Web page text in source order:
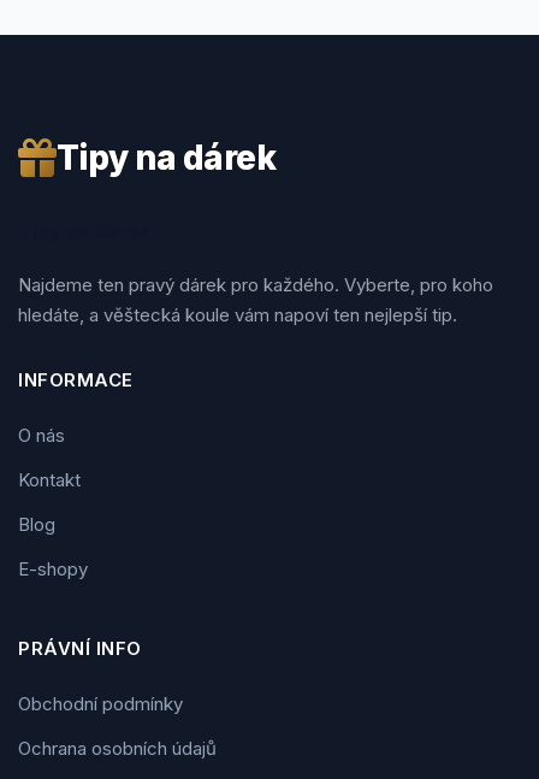
Tipy na dárek
Najdeme ten pravý dárek pro každého. Vyberte, pro koho
hledáte, a věštecká koule vám napoví ten nejlepší tip.
INFORMACE
O nás
Kontakt
Blog
E-shopy
PRÁVNÍ INFO
Obchodní podmínky
Ochrana osobních údajů